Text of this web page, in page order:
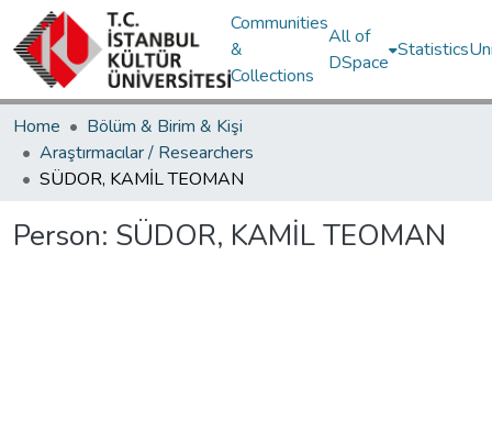
Communities
&
Collections
All of
DSpace
Statistics
Home
Bölüm & Birim & Kişi
Araştırmacılar / Researchers
SÜDOR, KAMİL TEOMAN
Person: SÜDOR, KAMİL TEOMAN